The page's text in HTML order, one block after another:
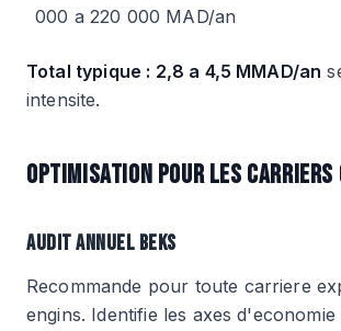
000 a 220 000 MAD/an
Total typique : 2,8 a 4,5 MMAD/an
intensite.
OPTIMISATION POUR LES
AUDIT ANNUEL BEKS
Recommande pour toute carriere
engins. Identifie les axes